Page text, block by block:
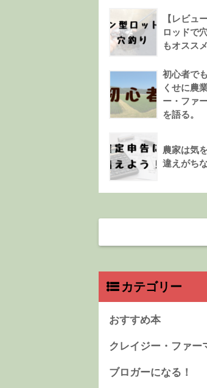
【レビュ
ロッドで
もオスス
初心者で
くせに農
ー・ファ
を語る。
農家は気
違えがち
カテゴリー
おすすめ本
クレイジー・ファー
ブロガーになる！